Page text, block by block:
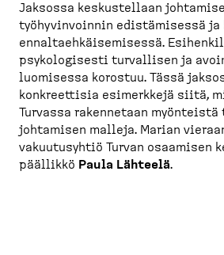
Jaksossa keskus­tellaan
työhyvin­voinnin edistä­misessä ja
ennaltaeh­käi­se­misessä.
psykolo­gisesti turvallisen ja
luomisessa korostuu. Tässä
konkreettisia esimerkkejä siitä,
Turvassa rakennetaan myönteistä
johtamisen malleja. Marian
vakuutusyhtiö Turvan osaamisen
päällikkö Paula Lähteelä.